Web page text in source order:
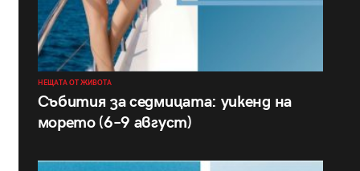
НЕЩАТА ОТ ЖИВОТА
Събития за седмицата: уикенд на
морето (6–9 август)